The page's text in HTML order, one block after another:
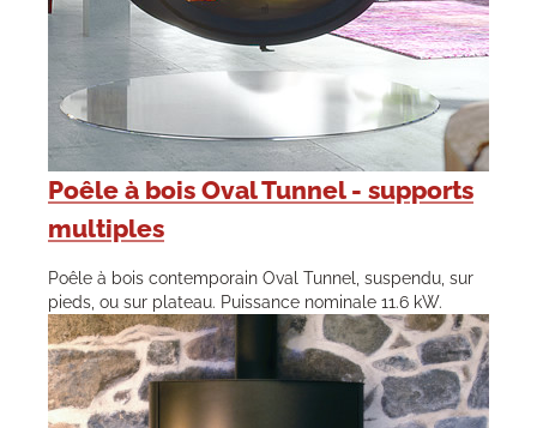
Poêle à bois Oval Tunnel - supports
multiples
Poêle à bois contemporain Oval Tunnel, suspendu, sur
pieds, ou sur plateau. Puissance nominale 11.6 kW.